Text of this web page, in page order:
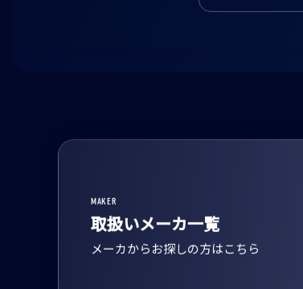
取扱いメーカ一覧
メーカからお探しの方はこちら